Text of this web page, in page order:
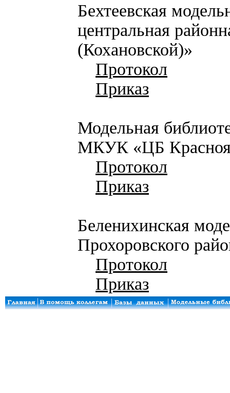
Бехтеевская
центральная
(Кохановской)»
Протокол
Приказ
Модельная
МКУК «ЦБ
Протокол
Приказ
Беленихинская
Прохоровского
Протокол
Приказ